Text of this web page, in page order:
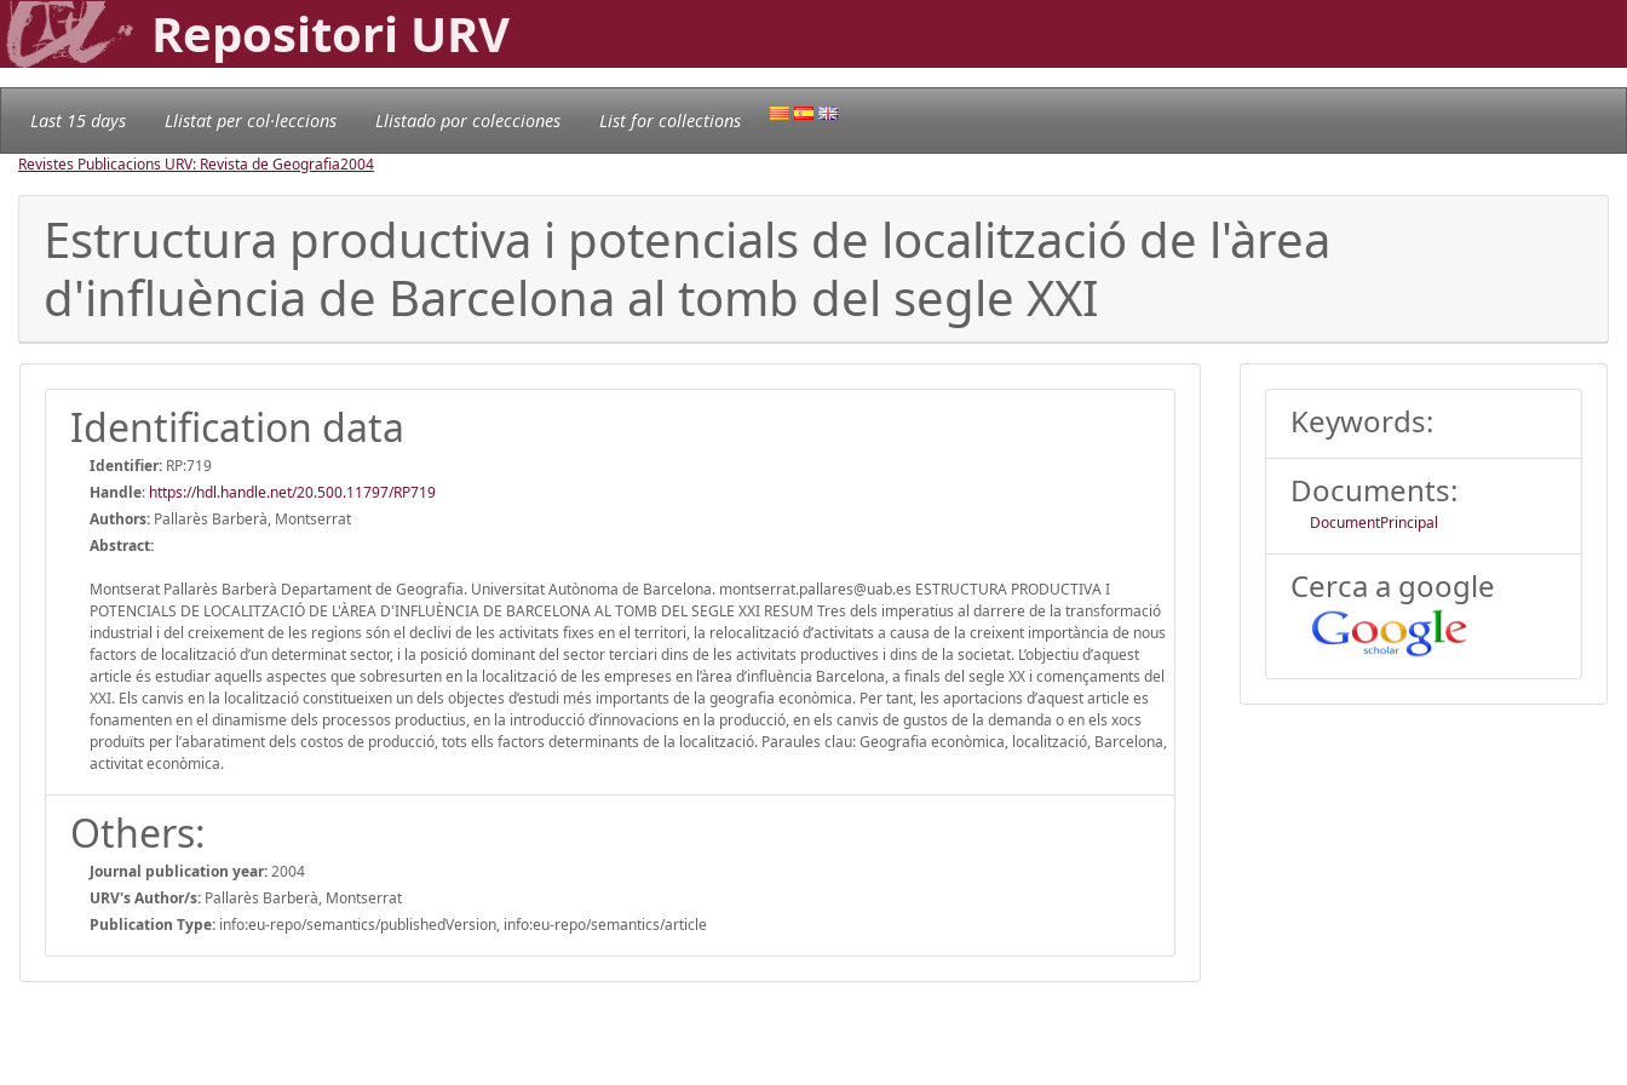
Repositori URV
Last 15 days Llistat per col·leccions Llistado por colecciones List for collections
Revistes Publicacions URV: Revista de Geografia2004
Estructura productiva i potencials de localització de l'àrea
d'influència de Barcelona al tomb del segle XXI
Identification data
Identifier: RP:719
Handle: https://hdl.handle.net/20.500.11797/RP719
Authors: Pallarès Barberà, Montserrat
Abstract:
Montserat Pallarès Barberà Departament de Geografia. Universitat Autònoma de Barcelona. montserrat.pallares@uab.es ESTRUCTURA PRODUCTIVA I
POTENCIALS DE LOCALITZACIÓ DE L'ÀREA D'INFLUÈNCIA DE BARCELONA AL TOMB DEL SEGLE XXI RESUM Tres dels imperatius al darrere de la transformació
industrial i del creixement de les regions són el declivi de les activitats fixes en el territori, la relocalització d’activitats a causa de la creixent importància de nous
factors de localització d’un determinat sector, i la posició dominant del sector terciari dins de les activitats productives i dins de la societat. L’objectiu d’aquest
article és estudiar aquells aspectes que sobresurten en la localització de les empreses en l’àrea d’influència Barcelona, a finals del segle XX i començaments del
XXI. Els canvis en la localització constitueixen un dels objectes d’estudi més importants de la geografia econòmica. Per tant, les aportacions d’aquest article es
fonamenten en el dinamisme dels processos productius, en la introducció d’innovacions en la producció, en els canvis de gustos de la demanda o en els xocs
produïts per l’abaratiment dels costos de producció, tots ells factors determinants de la localització. Paraules clau: Geografia econòmica, localització, Barcelona,
activitat econòmica.
Others:
Journal publication year:2004
URV's Author/s: Pallarès Barberà, Montserrat
Publication Type: info:eu-repo/semantics/publishedVersion, info:eu-repo/semantics/article
Keywords:
Documents:
DocumentPrincipal
Cerca a google